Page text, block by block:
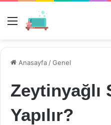
Menü
Anasayfa /Genel
Zeytinyağlı
Yapılır?